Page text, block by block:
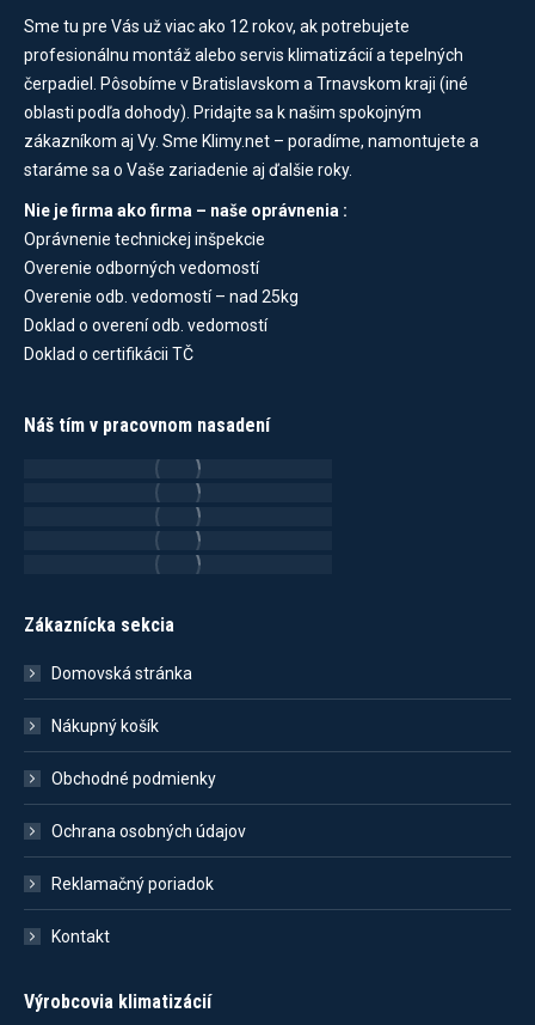
Sme tu pre Vás už viac ako 12 rokov, ak potrebujete
profesionálnu montáž alebo servis klimatizácií a tepelných
čerpadiel. Pôsobíme v Bratislavskom a Trnavskom kraji (iné
oblasti podľa dohody). Pridajte sa k našim spokojným
zákazníkom aj Vy. Sme Klimy.net – poradíme, namontujete a
staráme sa o Vaše zariadenie aj ďalšie roky.
Nie je firma ako firma – naše oprávnenia :
Oprávnenie technickej inšpekcie
Overenie odborných vedomostí
Overenie odb. vedomostí – nad 25kg
Doklad o overení odb. vedomostí
Doklad o certifikácii TČ
Náš tím v pracovnom nasadení
Zákaznícka sekcia
Domovská stránka
Nákupný košík
Obchodné podmienky
Ochrana osobných údajov
Reklamačný poriadok
Kontakt
Výrobcovia klimatizácií